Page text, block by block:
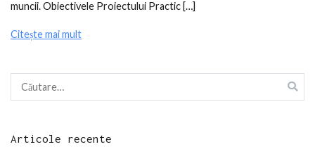
pentru
muncii. Obiectivele Proiectului Practic […]
Citește mai mult
Caută
după:
Articole recente